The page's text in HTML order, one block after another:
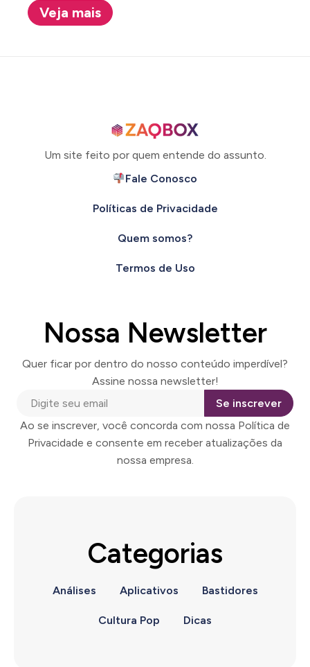
Veja mais
Um site feito por quem entende do assunto.
Fale Conosco
Políticas de Privacidade
Quem somos?
Termos de Uso
Nossa Newsletter
Quer ficar por dentro do nosso conteúdo imperdível?
Assine nossa newsletter!
Se inscrever
Ao se inscrever, você concorda com nossa Política de
Privacidade e consente em receber atualizações da
nossa empresa.
Categorias
Análises Aplicativos Bastidores
Cultura Pop Dicas